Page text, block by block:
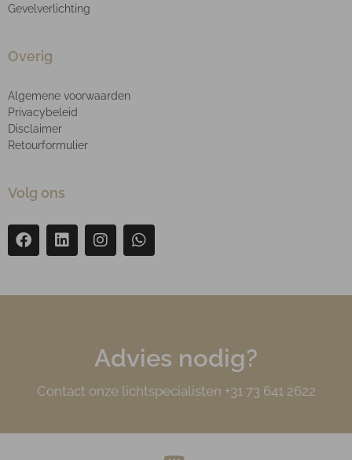
Gevelverlichting
Overig
Algemene voorwaarden
Privacybeleid
Disclaimer
Retourformulier
Volg ons
Advies nodig?
Contact onze lichtspecialisten +31 73 641 2622